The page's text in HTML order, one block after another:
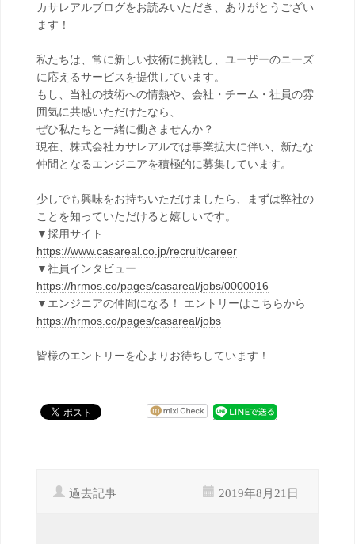
カサレアルブログをお読みいただき、ありがとうござい
ます！
私たちは、常に新しい技術に挑戦し、ユーザーのニーズ
に応えるサービスを提供しています。
もし、当社の技術への情熱や、会社・チーム・社員の雰
囲気に共感いただけたなら、
ぜひ私たちと一緒に働きませんか？
現在、株式会社カサレアルでは事業拡大に伴い、新たな
仲間となるエンジニアを積極的に募集しています。
少しでも興味をお持ちいただけましたら、まずは弊社の
ことを知っていただけると嬉しいです。
▼採用サイト
https://www.casareal.co.jp/recruit/career
▼社員インタビュー
https://hrmos.co/pages/casareal/jobs/0000016
▼エンジニアの仲間になる！ エントリーはこちらから
https://hrmos.co/pages/casareal/jobs
皆様のエントリーを心よりお待ちしています！
過去記事 2019年8月21日